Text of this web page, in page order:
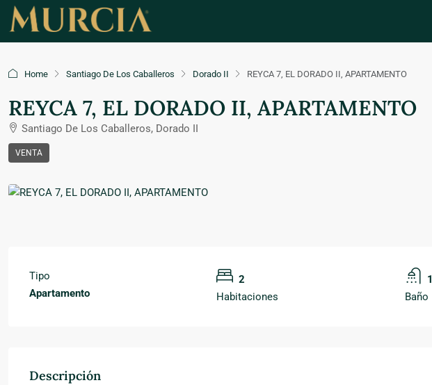
Home Santiago De Los Caballeros Dorado II REYCA 7, EL DORADO II, APARTAMENTO
REYCA 7, EL DORADO II, APARTAMENTO
Santiago De Los Caballeros, Dorado II
VENTA
Tipo
Apartamento
2
Habitaciones
1
Baño
Descripción